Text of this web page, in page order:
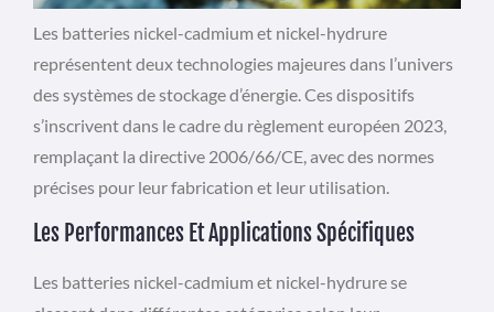
Les batteries nickel-cadmium et nickel-hydrure
représentent deux technologies majeures dans l’univers
des systèmes de stockage d’énergie. Ces dispositifs
s’inscrivent dans le cadre du règlement européen 2023,
remplaçant la directive 2006/66/CE, avec des normes
précises pour leur fabrication et leur utilisation.
Les Performances Et Applications Spécifiques
Les batteries nickel-cadmium et nickel-hydrure se